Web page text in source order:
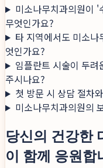
미소나무치과의원이
무엇인가요?
타 지역에서도 미소
엇인가요?
임플란트 시술이 두
주시나요?
첫 방문 시 상담 절차
미소나무치과의원의
당신의 건강한
이 함께 응원합